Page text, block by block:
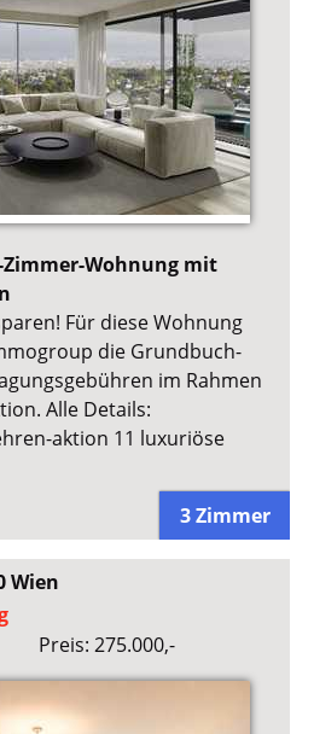
Wohnung mit
Für diese Wohnung
die Grundbuch-
im Rahmen
Alle Details:
aktion 11 luxuriöse
3 Zimmer
Wien
Preis: 275.000,-